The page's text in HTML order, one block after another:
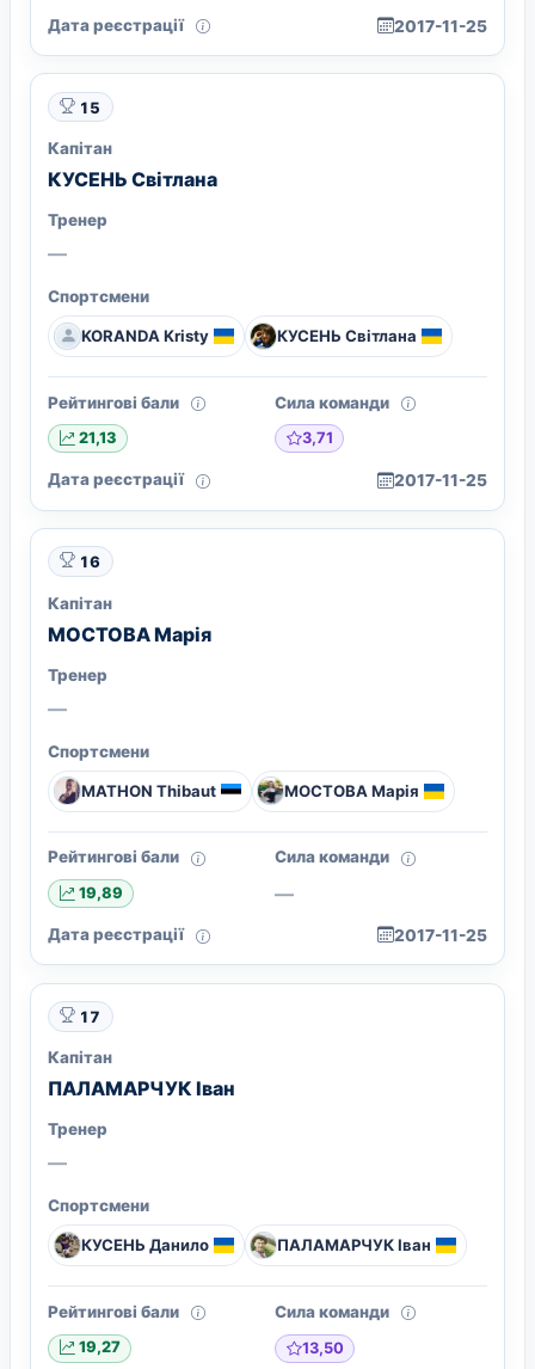
Дата реєстрації 2017-11-25
15
Капітан
КУСЕНЬ Світлана
Тренер
—
Спортсмени
KORANDA Kristy КУСЕНЬ Світлана
Рейтингові бали
21,13
Сила команди
3,71
Дата реєстрації 2017-11-25
16
Капітан
МОСТОВА Марія
Тренер
—
Спортсмени
MATHON Thibaut МОСТОВА Марія
Рейтингові бали
19,89
Сила команди
—
Дата реєстрації 2017-11-25
17
Капітан
ПАЛАМАРЧУК Іван
Тренер
—
Спортсмени
КУСЕНЬ Данило ПАЛАМАРЧУК Іван
Рейтингові бали
19,27
Сила команди
13,50